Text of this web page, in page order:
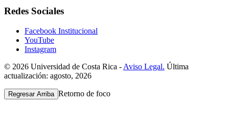
Redes Sociales
Facebook Institucional
YouTube
Instagram
© 2026 Universidad de Costa Rica - Aviso Legal. Última
actualización: agosto, 2026
Regresar Arriba Retorno de foco